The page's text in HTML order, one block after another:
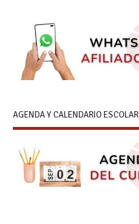
AGENDA Y CALENDARIO ESCOLAR